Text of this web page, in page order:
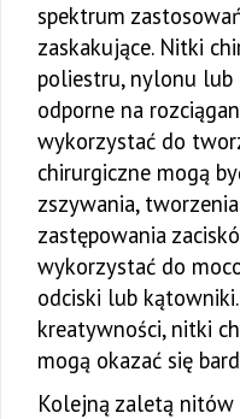
spektrum
zaskakujące. Nitki
poliestru, nylonu lub
odporne na
wykorzystać do
chirurgiczne mogą
zszywania,
zastępowania
wykorzystać do
odciski lub
kreatywności, nitki
mogą okazać się
Kolejną zaletą nitów